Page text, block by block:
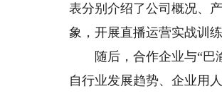
表分别介绍了公司概况、
象，开展直播运营实战训
随后，合作企业与“巴渝
自行业发展趋势、企业用